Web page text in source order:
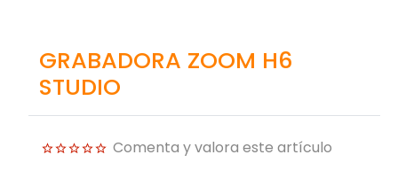
GRABADORA ZOOM H6
STUDIO
Comenta y valora este artículo